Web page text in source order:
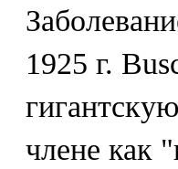
1925 г.
члене как